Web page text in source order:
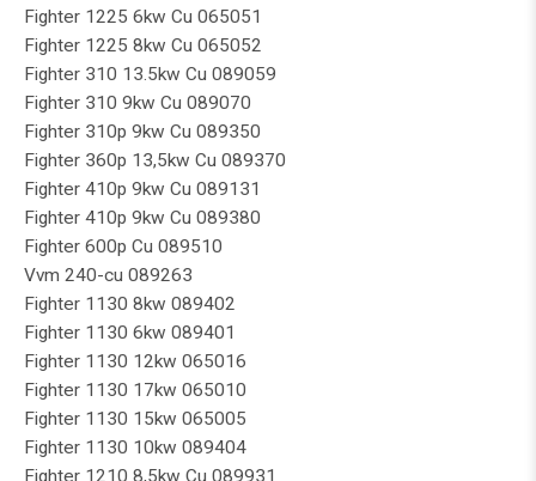
Fighter 1225 6kw Cu 065051
Fighter 1225 8kw Cu 065052
Fighter 310 13.5kw Cu 089059
Fighter 310 9kw Cu 089070
Fighter 310p 9kw Cu 089350
Fighter 360p 13,5kw Cu 089370
Fighter 410p 9kw Cu 089131
Fighter 410p 9kw Cu 089380
Fighter 600p Cu 089510
Vvm 240-cu 089263
Fighter 1130 8kw 089402
Fighter 1130 6kw 089401
Fighter 1130 12kw 065016
Fighter 1130 17kw 065010
Fighter 1130 15kw 065005
Fighter 1130 10kw 089404
Fighter 1210 8,5kw Cu 089931